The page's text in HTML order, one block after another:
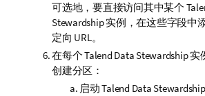
可选地，要直接访问其中某个
Stewardship实例，在这些字段中
定向 URL。
在每个Talend Data Stewardship实
创建分区：
启动Talend Data Stewardship